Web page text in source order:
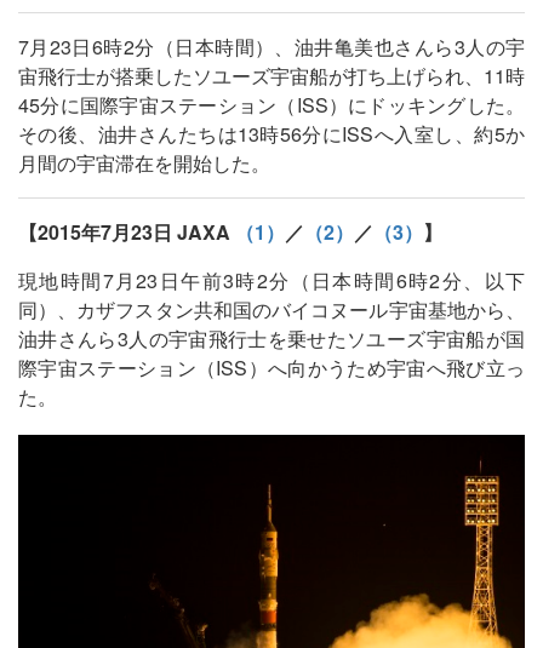
7月23日6時2分（日本時間）、油井亀美也さんら3人の宇
宙飛行士が搭乗したソユーズ宇宙船が打ち上げられ、11時
45分に国際宇宙ステーション（ISS）にドッキングした。
その後、油井さんたちは13時56分にISSへ入室し、約5か
月間の宇宙滞在を開始した。
【2015年7月23日 JAXA （1） ／ （2） ／ （3） 】
現地時間7月23日午前3時2分（日本時間6時2分、以下
同）、カザフスタン共和国のバイコヌール宇宙基地から、
油井さんら3人の宇宙飛行士を乗せたソユーズ宇宙船が国
際宇宙ステーション（ISS）へ向かうため宇宙へ飛び立っ
た。